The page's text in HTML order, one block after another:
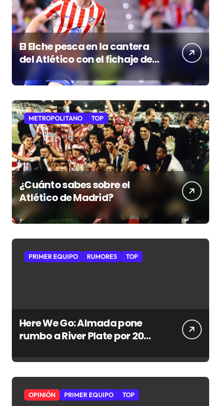
El Elche pesca en la cantera
del Atlético con el fichaje de
Morcillo
METROPOLITANO TOP
¿Cuánto sabes sobre el
Atlético de Madrid?
PRIMER EQUIPO RUMORES TOP
Here We Go: Almada pone
rumbo a River Plate por 20
OPINIÓN PRIMER EQUIPO TOP